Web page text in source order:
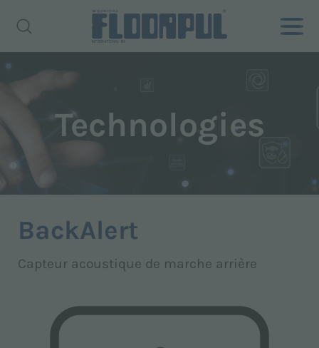
Technologies
BackAlert
Capteur acoustique de marche arrière